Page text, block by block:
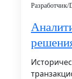
Разработчик/